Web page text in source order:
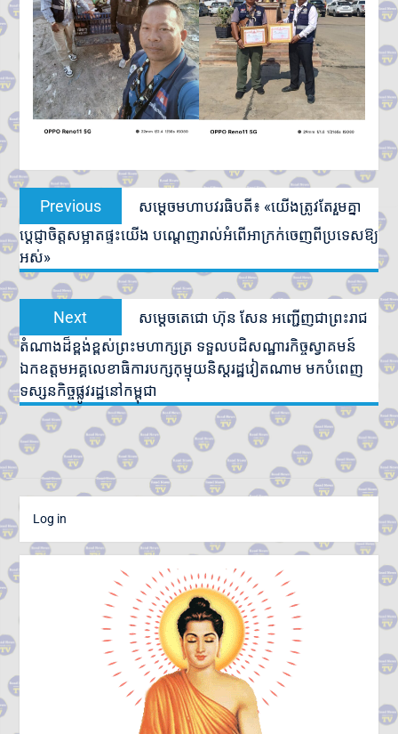
Post
navigation
Previous
post:
សម្ដេចមហាបវរធិបតី៖ «យើងត្រូវតែរួមគ្នា
ប្ដេជ្ញាចិត្តសម្អាតផ្ទះយើង បណ្ដេញរាល់អំពើអាក្រក់ចេញពីប្រទេសឱ្យ
អស់»
Next
post:
សម្ដេចតេជោ ហ៊ុន សែន អញ្ជើញជាព្រះរាជ
តំណាងដ៏ខ្ពង់ខ្ពស់ព្រះមហាក្សត្រ ទទួលបដិសណ្ឋារកិច្ចស្វាគមន៍
ឯកឧត្តមអគ្គលេខាធិការបក្សកុម្មុយនិស្តរដ្ឋវៀតណាម មកបំពេញ
ទស្សនកិច្ចផ្លូវរដ្ឋនៅកម្ពុជា
Log in